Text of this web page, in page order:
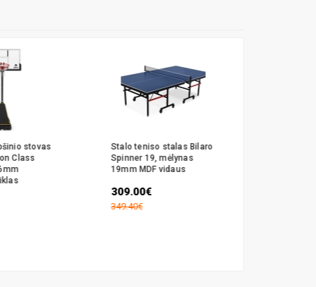
stovas
Class
Stalo teniso stalas Bilaro
Spinner 19, mėlynas
19mm MDF vidaus
309.00€
349.40€